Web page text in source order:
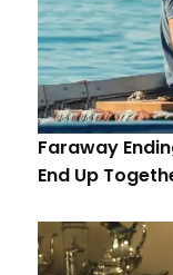
Faraway
End Up